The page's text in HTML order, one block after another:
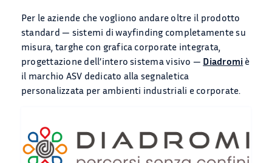
Per le aziende che vogliono andare oltre il prodotto
standard — sistemi di wayfinding completamente su
misura, targhe con grafica corporate integrata,
progettazione dell’intero sistema visivo — Diadromi è
il marchio ASV dedicato alla segnaletica
personalizzata per ambienti industriali e corporate.